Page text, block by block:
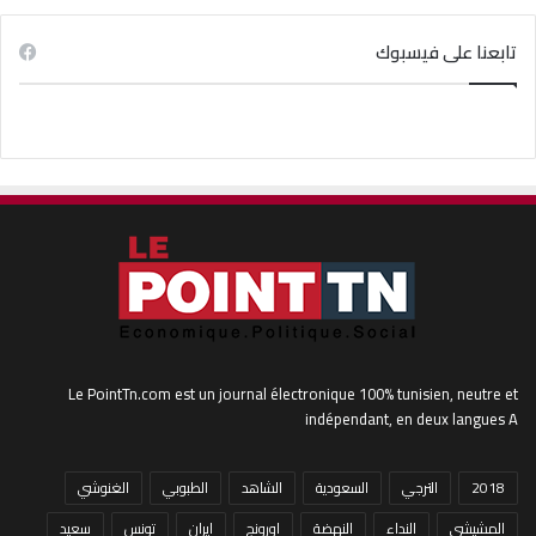
تابعنا على فيسبوك
Le PointTn.com est un journal électronique 100% tunisien, neutre et
indépendant, en deux langues A
2018 الترجي السعودية الشاهد الطبوبي
الغنوشي
المشيشي
النداء النهضة اورونج ايران تونس سعيد